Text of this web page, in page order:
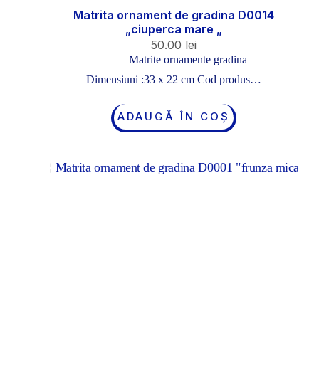
Matrita ornament de gradina D0014
„ciuperca mare „
50.00 lei
Matrite ornamente gradina
Dimensiuni :33 x 22 cm Cod produs…
ADAUGĂ ÎN COȘ